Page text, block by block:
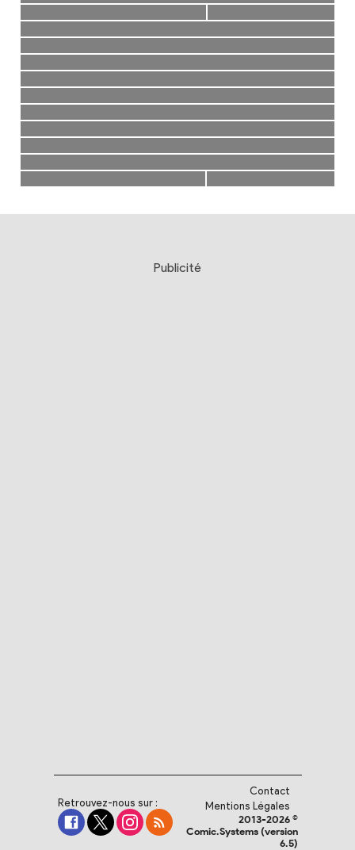
Publicité
Retrouvez-nous sur :
Contact
Mentions Légales
2013-2026 ©
Comic.Systems (version
6.5)